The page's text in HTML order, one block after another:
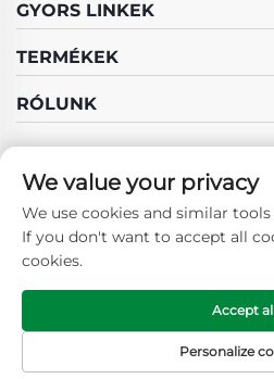
GYORS LINKEK
TERMÉKEK
RÓLUNK
Kövess
© 2025 SHANDONG GUOSHUN
Minden jog fenntartva -
Főoldal Termékek
We value your privacy
We use cookies and similar
If you don't want to accept all
cookies.
Personalize
Accept